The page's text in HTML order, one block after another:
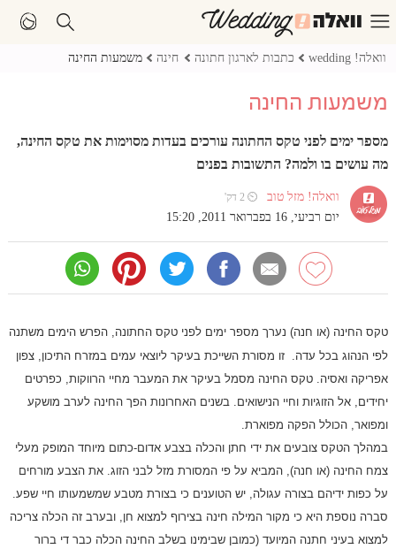
וואלה! wedding כתבות לארגון חתונה חינה משמעות החינה
משמעות החינה
מספר ימים לפני טקס החתונה עורכים בעדות מסוימות את טקס החינה,
מה עושים בו ולמה? התשובות בפנים
וואלה! מזל טוב ⏲ 2 דק'
יום רביעי, 16 בפברואר 2011, 15:20
טקס החינה (או חנה) נערך מספר ימים לפני טקס החתונה, הפרש הימים משתנה
לפי הנהוג בכל עדה. זו מסורת השייכת בעיקר ליוצאי עמים במזרח התיכון, צפון
אפריקה ואסיה. טקס החינה מסמל בעיקר את המעבר מחיי הרווקות, כפרטים
יחידים, אל הזוגיות וחיי הנישואים. בשנים האחרונות הפך החינה לערב מושקע
ומפואר, הכולל הפקה מפוארת.
במהלך הטקס צובעים את ידי חתן והכלה בצבע אדום-כתום מיוחד המופק מעלי
צמח החינה (או חנה), המביא על פי המסורת מזל לבני הזוג. את הצבע מורחים
על כפות ידיהם בצורה עגולה, יש הטוענים כי בצורת מטבע שמשמעותו חיי שפע.
סברה נוספת היא כי מקור המילה חינה בצירוף למצוא חן, ובערב זה הכלה צריכה
למצוא בעיני חתנה המיועד (כמובן שבימינו בשלב החינה הכלה כבר די ברור